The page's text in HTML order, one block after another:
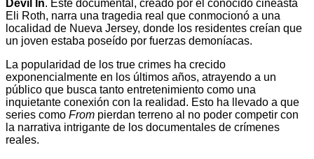
Devil In. Este documental, creado por el conocido cineasta
Eli Roth, narra una tragedia real que conmocionó a una
localidad de Nueva Jersey, donde los residentes creían que
un joven estaba poseído por fuerzas demoníacas.
La popularidad de los true crimes ha crecido
exponencialmente en los últimos años, atrayendo a un
público que busca tanto entretenimiento como una
inquietante conexión con la realidad. Esto ha llevado a que
series como From pierdan terreno al no poder competir con
la narrativa intrigante de los documentales de crímenes
reales.